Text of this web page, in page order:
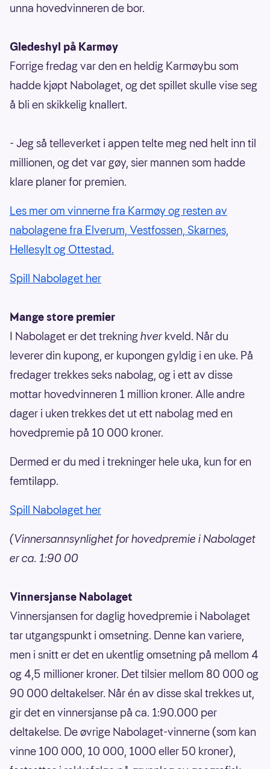
unna hovedvinneren de bor.
Gledeshyl på Karmøy
Forrige fredag var den en heldig Karmøybu som
hadde kjøpt Nabolaget, og det spillet skulle vise seg
å bli en skikkelig knallert.
- Jeg så telleverket i appen telte meg ned helt inn til
millionen, og det var gøy, sier mannen som hadde
klare planer for premien.
Les mer om vinnerne fra Karmøy og resten av
nabolagene fra Elverum, Vestfossen, Skarnes,
Hellesylt og Ottestad.
Spill Nabolaget her
Mange store premier
I Nabolaget er det trekninghver kveld. Når du
leverer din kupong, er kupongen gyldig i en uke. På
fredager trekkes seks nabolag, og i ett av disse
mottar hovedvinneren 1 million kroner. Alle andre
dager i uken trekkes det ut ett nabolag med en
hovedpremie på 10 000 kroner.
Dermed er du med i trekninger hele uka, kun for en
femtilapp.
Spill Nabolaget her
(Vinnersannsynlighet for hovedpremie i Nabolaget
er ca. 1:90 00
Vinnersjanse Nabolaget
Vinnersjansen for daglig hovedpremie i Nabolaget
tar utgangspunkt i omsetning. Denne kan variere,
men i snitt er det en ukentlig omsetning på mellom 4
og 4,5 millioner kroner. Det tilsier mellom 80 000 og
90 000 deltakelser. Når én av disse skal trekkes ut,
gir det en vinnersjanse på ca. 1:90.000 per
deltakelse. De øvrige Nabolaget-vinnerne (som kan
vinne 100 000, 10 000, 1000 eller 50 kroner),